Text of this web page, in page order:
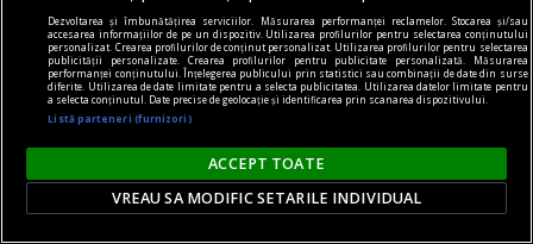
Dezvoltarea și îmbunătățirea serviciilor. Măsurarea performanței reclamelor. Stocarea și/sau
accesarea informațiilor de pe un dispozitiv. Utilizarea profilurilor pentru selectarea conținutului
personalizat. Crearea profilurilor de conținut personalizat. Utilizarea profilurilor pentru selectarea
publicității personalizate. Crearea profilurilor pentru publicitate personalizată. Măsurarea
performanței conținutului. Înțelegerea publicului prin statistici sau combinații de date din surse
diferite. Utilizarea de date limitate pentru a selecta publicitatea. Utilizarea datelor limitate pentru
a selecta conținutul. Date precise de geolocație și identificarea prin scanarea dispozitivului.
Listă parteneri (furnizori)
ACCEPT TOATE
VREAU SA MODIFIC SETARILE INDIVIDUAL